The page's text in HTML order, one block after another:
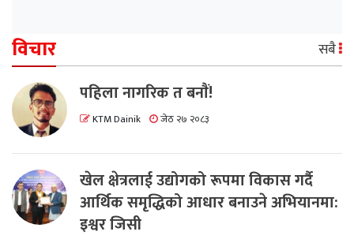
विचार सबै
पहिला नागरिक त बनाैं!
KTM Dainik जेठ २७ २०८३
खेल क्षेत्रलाई उद्योगको रूपमा विकास गर्दै
आर्थिक समृद्धिको आधार बनाउने अभियानमा:
इश्वर जिसी